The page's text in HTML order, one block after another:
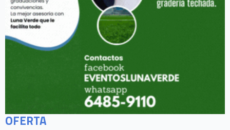
OFERTA